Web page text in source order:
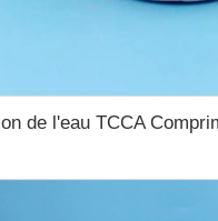
de l'eau TCCA